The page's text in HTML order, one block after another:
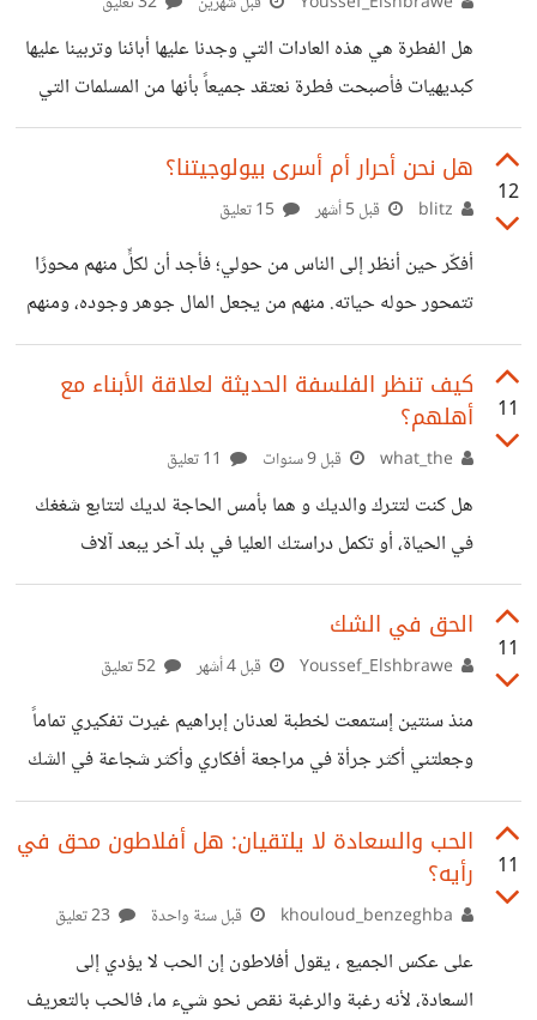
منها . المجموعة تمكنت من الصمود إلى يومنا هذا. لذا من
المنطقي جدا القول
هل الفطرة هي هذه العادات التي وجدنا عليها أبائنا وتربينا عليها
كبديهيات فأصبحت فطرة نعتقد جميعاً بأنها من المسلمات التي
ننطلق منها، أم أنها ميل عقلي للأخلاقيات المتعارف عليها والميول
الحيوانية داخلنا! كالجنس والأكل وخلافه. رأينا الكثير من
المجتمعات الأخرى لديهم إختلاف حقيقي في فطرتهم عننا،
كهؤلاء الوثنيين الذين كانوا يقتلون أبائهم عندما يفتك بهم
المرض رحمة بأبائهم وخوفاً عليهم من المعاناة!، أو الذين كانوا
يوئدون البنات من أبنائهم وأحفادهم رغم أن الفطرة الإنسانية هي
حب الإبن كما يُقال لكن
12
هل نحن أحرار أم أسرى بيولوجيتنا؟
قبل 5 أشهر
أفكّر حين أنظر إلى الناس من حولي؛ فأجد أن لكلٍّ منهم محورًا
تتمحور حوله حياته. منهم من يجعل المال جوهر وجوده، ومنهم
من يكرّس نفسه للفن، ومنهم من يرى في العلاقات معنى حياته،
وآخرون يجدون ضالتهم في الدين. محاور مختلفة، وغايات تبدو
متباينة، لكنها جميعًا تشكّل مركزًا يدور حوله سلوك الإنسان
وقراراته اليومية. ومع التأمل، يراودني تساؤل: هل يمكن أن
تكون هذه المحاور، على اختلافها، تخدم بشكل غير مباشر رغباتنا
البيولوجية؟ ولعل أبرز تلك الرغبات هي الرغبة في التكاثر،
11
كيف تنظر الفلسفة الحديثة لعلاقة الأبناء مع
أهلهم؟
قبل 9 سنوات
هل كنت لتترك والديك و هما بأمس الحاجة لديك لتتابع شغغك
في الحياة، أو تكمل دراستك العليا في بلد آخر يبعد آلاف
الكيلومترات عن موطنك الأصلي؟ هل كنت لتتخلى عن هذا إذا
توفرت لك فرصة أم تبقى لرعاية أهلك؟ من هو الأناني في هذه
المعادلة هنا؟ وهل من الممكن أن نخلق حل وسط يرضى جميع
مشابهة جداً كأولى مواضيعي في حسوب، و رغم أنه لاقى تقييماً
جيداً لم أحظ بردود مناسبة لغموض
11
الحق في الشك
قبل 4 أشهر
منذ سنتين إستمعت لخطبة لعدنان إبراهيم غيرت تفكيري تماماً
وجعلتني أكثر جرأة في مراجعة أفكاري وأكثر شجاعة في الشك
فيها، فهو يجعلك منذ البداية تطرح أسئلة لم تطرحها من قبل، هل
الشك فعلاً ضد الإيمان؟ أم أنه هو السبيل الوحيد للإيمان
الحقيقي؟ بالطبع قد تكون المسلمة البديهية التي ينطلق منها
الجميع أن الشك هو نقيض الإيمان، لكن في الحقيقة عندما نتأمل
سنرى أن الشك هو من يصنع الإيمان الحقيقي بالأفكار بدلاً من
وراثتها، فالإيمان ليس التصديق بدون مراجعة، وإنما هو
11
الحب والسعادة لا يلتقيان: هل أفلاطون محق في
رأيه؟
قبل سنة واحدة
على عكس الجميع ، يقول أفلاطون إن الحب لا يؤدي إلى
السعادة، لأنه رغبة والرغبة نقص نحو شيء ما، فالحب بالتعريف